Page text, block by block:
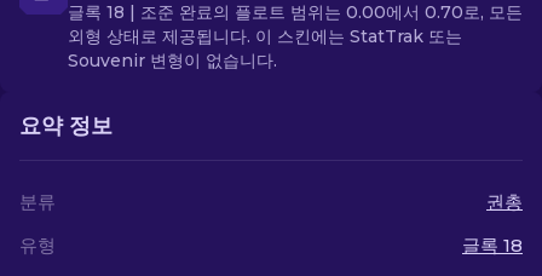
글록 18 | 조준 완료의 플로트 범위는 0.00에서 0.70로, 모든
외형 상태로 제공됩니다. 이 스킨에는 StatTrak 또는
Souvenir 변형이 없습니다.
요약 정보
분류
권총
유형
글록 18